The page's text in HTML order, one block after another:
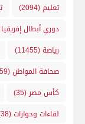
تعليم(2094)
دوري أبطال إفريقيا
رياضة(11455)
صحافة المواطن(559)
كأس مصر (35)
لقاءات وحوارات(38)